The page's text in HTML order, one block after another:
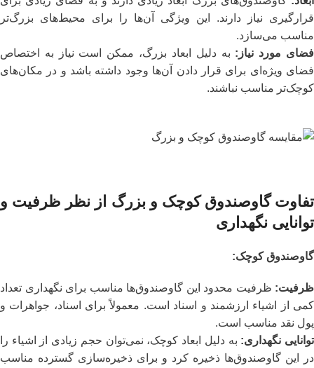
قرارگیری نیاز دارند. این ویژگی آن‌ها را برای محیط‌های بزرگ‌تر
مناسب می‌سازد.
فضای مورد نیاز : به دلیل ابعاد بزرگ، ممکن است نیاز به اختصاص
فضای ویژه‌ای برای قرار دادن آن‌ها وجود داشته باشد و در مکان‌های
کوچک‌تر مناسب نباشند.
تفاوت گاوصندوق کوچک و بزرگ از نظر ظرفیت و
توانایی نگهداری
گاوصندوق کوچک:
ظرفیت: ظرفیت محدود این گاوصندوق‌ها مناسب برای نگهداری تعداد
کمی از اشیاء ارزشمند و اسناد است. معمولاً برای اسناد، جواهرات و
پول نقد مناسب است.
توانایی نگهداری: به دلیل ابعاد کوچک، نمی‌توان حجم زیادی از اشیاء را
در این گاوصندوق‌ها ذخیره کرد و برای ذخیره‌سازی گسترده مناسب